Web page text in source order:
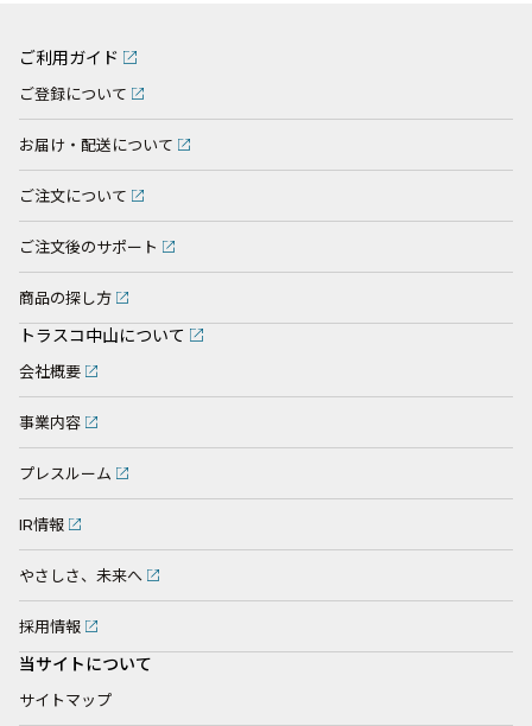
ご利用ガイド
ご登録について
お届け・配送について
ご注文について
ご注文後のサポート
商品の探し方
トラスコ中山について
会社概要
事業内容
プレスルーム
IR情報
やさしさ、未来へ
採用情報
当サイトについて
サイトマップ